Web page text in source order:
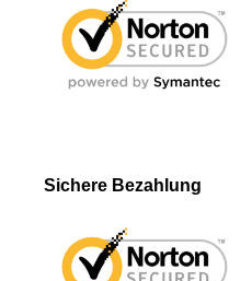
Sichere Bezahlung